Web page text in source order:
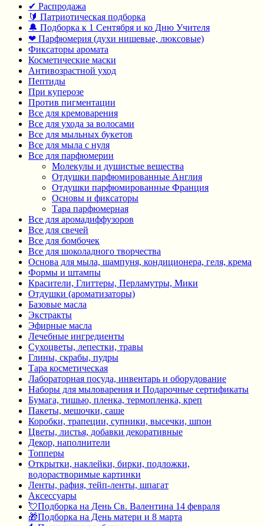
✔ Распродажа
🔰 Патриотическая подборка
🔔 Подборка к 1 Сентября и ко Дню Учителя
❤ Парфюмерия (духи нишевые, люксовые)
Фиксаторы аромата
Косметические маски
Антивозрастной уход
Пептиды
При куперозе
Против пигментации
Все для кремоварения
Все для ухода за волосами
Все для мыльных букетов
Все для мыла с нуля
Все для парфюмерии
Молекулы и душистые вещества
Отдушки парфюмированные Англия
Отдушки парфюмированные Франция
Основы и фиксаторы
Тара парфюмерная
Все для аромадиффузоров
Все для свечей
Все для бомбочек
Все для шоколадного творчества
Основа для мыла, шампуня, кондиционера, геля, крема
Формы и штампы
Красители, Глиттеры, Перламутры, Мики
Отдушки (ароматизаторы)
Базовые масла
Экстракты
Эфирные масла
Лечебные ингредиенты
Сухоцветы, лепестки, травы
Глины, скрабы, пудры
Тара косметическая
Лабораторная посуда, инвентарь и оборудование
Наборы для мыловарения и Подарочные сертификаты
Бумага, тишью, пленка, термопленка, креп
Пакеты, мешочки, саше
Коробки, трапеции, супники, высечки, шпон
Цветы, листья, добавки декоративные
Декор, наполнители
Топперы
Открытки, наклейки, бирки, подложки,
водорастворимые картинки
Ленты, рафия, тейп-ленты, шпагат
Аксессуары
💘Подборка на День Св. Валентина 14 февраля
🎁Подборка на День матери и 8 марта